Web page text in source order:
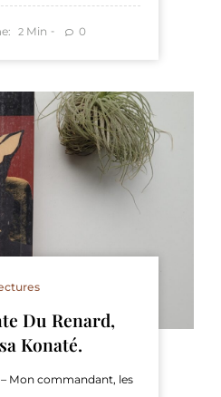
2 Min 0
Du Renard,
Konaté.
Mon commandant, les